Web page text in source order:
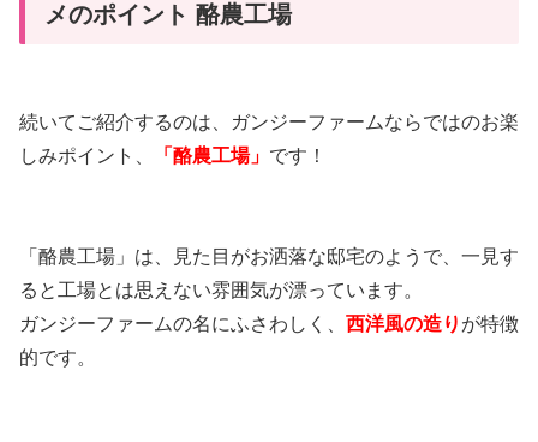
メのポイント 酪農工場
続いてご紹介するのは、ガンジーファームならではのお楽
しみポイント、
「酪農工場」 です！
「酪農工場」は、見た目がお洒落な邸宅のようで、一見す
ると工場とは思えない雰囲気が漂っています。
ガンジーファームの名にふさわしく、 西洋風の造り が特徴
的です。